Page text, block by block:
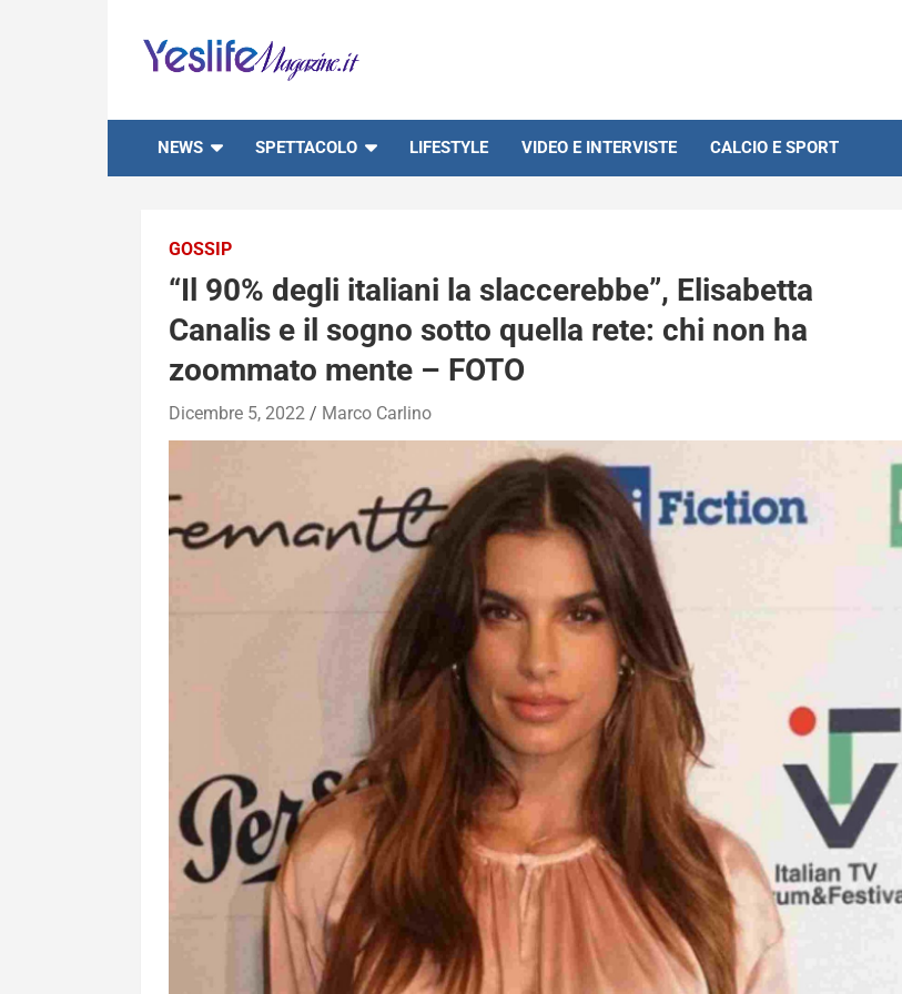
content
NEWS SPETTACOLO LIFESTYLE VIDEO E INTERVISTE CALCIO E SPORT
GOSSIP
“Il 90% degli italiani la slaccerebbe”, Elisabetta
Canalis e il sogno sotto quella rete: chi non ha
zoommato mente – FOTO
Dicembre 5, 2022 Marco Carlino